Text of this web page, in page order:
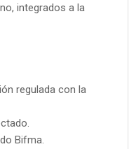
integrados a la
regulada con la
Bifma.